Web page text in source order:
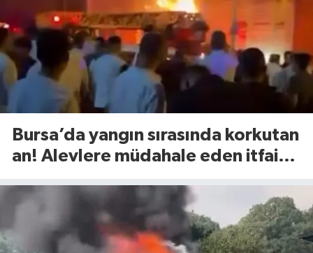
Bursa’da yangın sırasında korkutan
an! Alevlere müdahale eden itfaiye